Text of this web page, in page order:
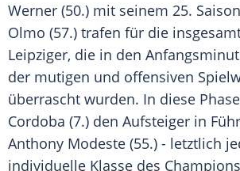
Werner (50.) mit seinem 25.
Olmo (57.) trafen für die
Leipziger, die in den
der mutigen und offensiven
überrascht wurden. In diese
Cordoba (7.) den Aufsteiger in
Anthony Modeste (55.) - letztlich
individuelle Klasse des